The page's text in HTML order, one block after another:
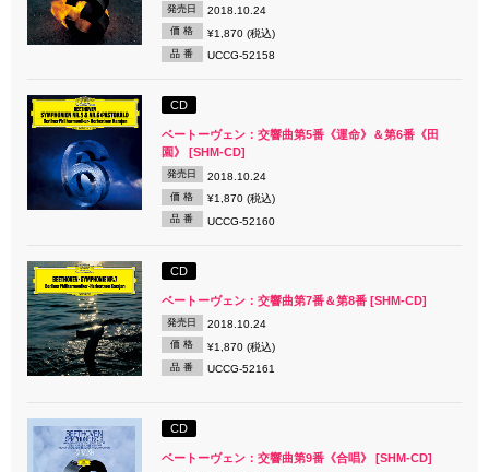
発売日 2018.10.24
価 格 ¥1,870 (税込)
品 番 UCCG-52158
CD
ベートーヴェン：交響曲第5番《運命》＆第6番《田
園》 [SHM-CD]
発売日 2018.10.24
価 格 ¥1,870 (税込)
品 番 UCCG-52160
CD
ベートーヴェン：交響曲第7番＆第8番 [SHM-CD]
発売日 2018.10.24
価 格 ¥1,870 (税込)
品 番 UCCG-52161
CD
ベートーヴェン：交響曲第9番《合唱》 [SHM-CD]